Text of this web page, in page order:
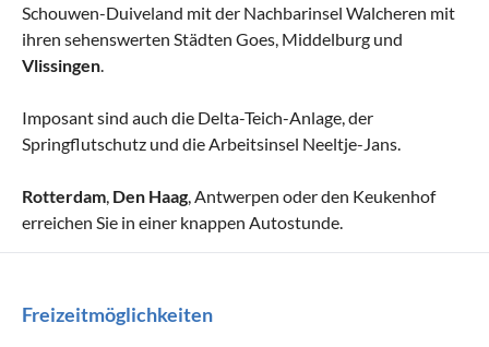
Schouwen-Duiveland mit der Nachbarinsel Walcheren mit
ihren sehenswerten Städten Goes, Middelburg und
Vlissingen
Imposant sind auch die Delta-Teich-Anlage, der
Springflutschutz und die Arbeitsinsel Neeltje-Jans.
Rotterdam Den Haag , Antwerpen oder den Keukenhof
erreichen Sie in einer knappen Autostunde.
Freizeitmöglichkeiten